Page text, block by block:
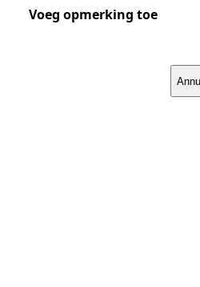
Voeg opmerking toe